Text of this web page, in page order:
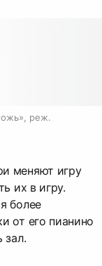
реж.
меняют игру
их в игру.
более
от его пианино
зал.